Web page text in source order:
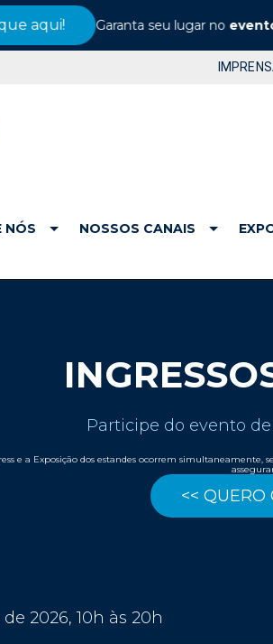
Garanta seu lugar noevento de
NÓS NOSSOS CANAIS
Participe do evento
e a Exposição dos estandes ocorrem
<< QUERO
2026, 10h às 20h